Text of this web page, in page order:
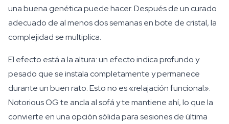
una buena genética puede hacer. Después de un curado
adecuado de al menos dos semanas en bote de cristal, la
complejidad se multiplica.
El efecto está a la altura: un efecto indica profundo y
pesado que se instala completamente y permanece
durante un buen rato. Esto no es «relajación funcional».
Notorious OG te ancla al sofá y te mantiene ahí, lo que la
convierte en una opción sólida para sesiones de última